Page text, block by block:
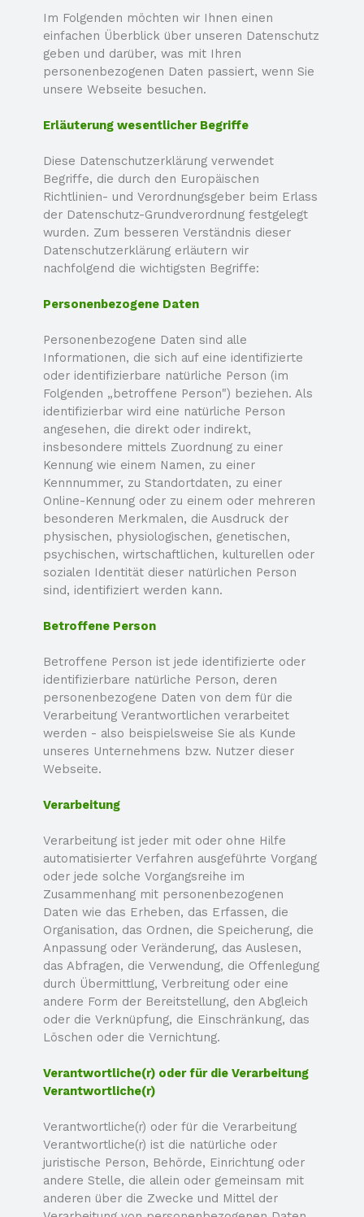
Im Folgenden möchten wir Ihnen einen
einfachen Überblick über unseren Datenschutz
geben und darüber, was mit Ihren
personenbezogenen Daten passiert, wenn Sie
unsere Webseite besuchen.
Erläuterung wesentlicher Begriffe
Diese Datenschutzerklärung verwendet
Begriffe, die durch den Europäischen
Richtlinien- und Verordnungsgeber beim Erlass
der Datenschutz-Grundverordnung festgelegt
wurden. Zum besseren Verständnis dieser
Datenschutzerklärung erläutern wir
nachfolgend die wichtigsten Begriffe:
Personenbezogene Daten
Personenbezogene Daten sind alle
Informationen, die sich auf eine identifizierte
oder identifizierbare natürliche Person (im
Folgenden „betroffene Person") beziehen. Als
identifizierbar wird eine natürliche Person
angesehen, die direkt oder indirekt,
insbesondere mittels Zuordnung zu einer
Kennung wie einem Namen, zu einer
Kennnummer, zu Standortdaten, zu einer
Online-Kennung oder zu einem oder mehreren
besonderen Merkmalen, die Ausdruck der
physischen, physiologischen, genetischen,
psychischen, wirtschaftlichen, kulturellen oder
sozialen Identität dieser natürlichen Person
sind, identifiziert werden kann.
Betroffene Person
Betroffene Person ist jede identifizierte oder
identifizierbare natürliche Person, deren
personenbezogene Daten von dem für die
Verarbeitung Verantwortlichen verarbeitet
werden - also beispielsweise Sie als Kunde
unseres Unternehmens bzw. Nutzer dieser
Webseite.
Verarbeitung
Verarbeitung ist jeder mit oder ohne Hilfe
automatisierter Verfahren ausgeführte Vorgang
oder jede solche Vorgangsreihe im
Zusammenhang mit personenbezogenen
Daten wie das Erheben, das Erfassen, die
Organisation, das Ordnen, die Speicherung, die
Anpassung oder Veränderung, das Auslesen,
das Abfragen, die Verwendung, die Offenlegung
durch Übermittlung, Verbreitung oder eine
andere Form der Bereitstellung, den Abgleich
oder die Verknüpfung, die Einschränkung, das
Löschen oder die Vernichtung.
Verantwortliche(r) oder für die Verarbeitung
Verantwortliche(r)
Verantwortliche(r) oder für die Verarbeitung
Verantwortliche(r) ist die natürliche oder
juristische Person, Behörde, Einrichtung oder
andere Stelle, die allein oder gemeinsam mit
anderen über die Zwecke und Mittel der